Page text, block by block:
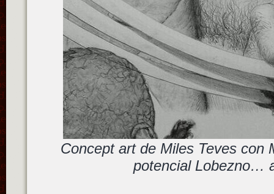
Concept art de Miles Teves con
potencial Lobezno…